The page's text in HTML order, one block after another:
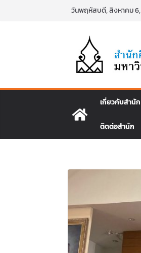
วันพฤหัสบดี, สิงหาคม
เกี่ยวกับสำนัก
ติดต่อสำนัก